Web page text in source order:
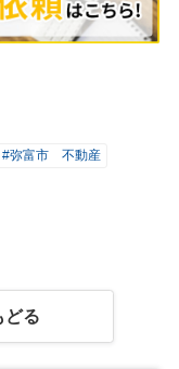
#弥富市 不動産
どる